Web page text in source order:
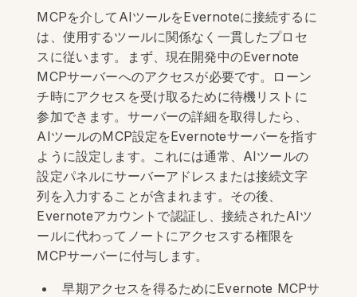
MCPを介してAIツールをEvernoteに接続するに
は、使用するツールに関係なく一貫したプロセ
スに従います。まず、現在開発中のEvernote
MCPサーバーへのアクセスが必要です。ローン
チ時にアクセスを受け取るために待機リストに
参加できます。サーバーの詳細を取得したら、
AIツールのMCP設定をEvernoteサーバーを指す
ように設定します。これには通常、AIツールの
設定パネルにサーバーアドレスまたは接続文字
列を入力することが含まれます。その後、
Evernoteアカウントで認証し、接続されたAIツ
ールに代わってノートにアクセスする権限を
MCPサーバーに付与します。
早期アクセスを得るためにEvernote MCPサ